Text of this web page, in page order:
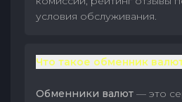
условия обслуживания.
Что такое обменник
Обменники валют — это